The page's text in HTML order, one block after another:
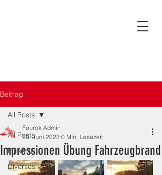
Beitrag
All Posts
Einsätze
Diverses
All Posts
Impressionen Übung Fahrzeugbrand
Feurok Admin
20. Juni 2023 0 Min. Lesezeit